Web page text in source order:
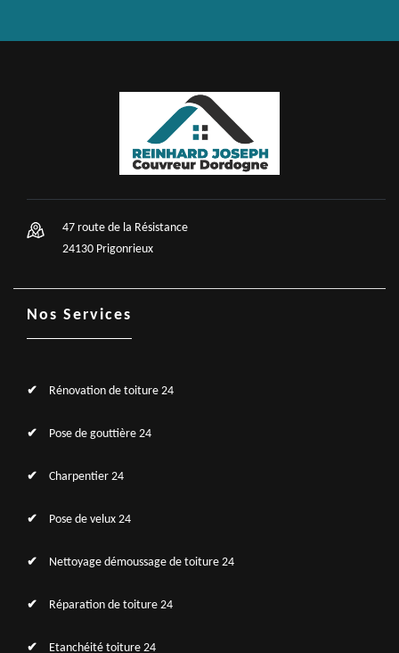
47 route de la Résistance
24130 Prigonrieux
Nos Services
Rénovation de toiture 24
Pose de gouttière 24
Charpentier 24
Pose de velux 24
Nettoyage démoussage de toiture 24
Réparation de toiture 24
Etanchéité toiture 24